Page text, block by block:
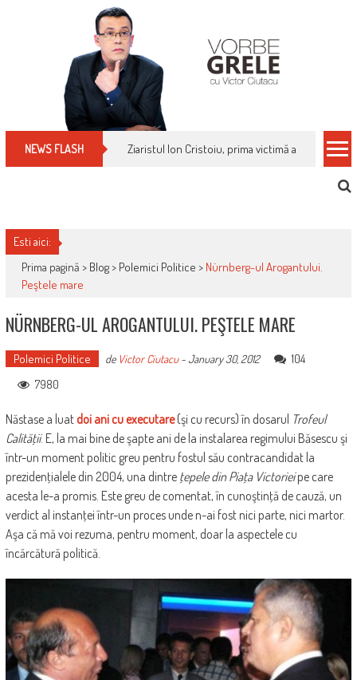
NEWS FLASH Ziaristul Ion Cristoiu, prima victimă a noi
Esti aici:
Prima pagină > Blog> Polemici Politice > Nürnberg-ul Arogantului.
Peştele mare
NÜRNBERG-UL AROGANTULUI. PEŞTELE MARE
Polemici Politice de Victor Ciutacu-January 30, 2012
104
7980
Năstase a luatdoi ani cu executare(şi cu recurs) în dosarul Trofeul
Calităţii. E, la mai bine de şapte ani de la instalarea regimului Băsescu şi
într-un moment politic greu pentru fostul său contracandidat la
prezidenţialele din 2004, una dintre ţepele din Piaţa Victorieipe care
acesta le-a promis. Este greu de comentat, în cunoştinţă de cauză, un
verdict al instanţei într-un proces unde n-ai fost nici parte, nici martor.
Aşa că mă voi rezuma, pentru moment, doar la aspectele cu
încărcătură politică.